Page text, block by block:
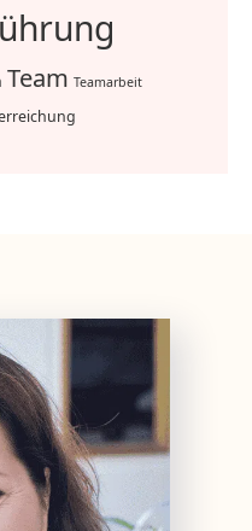
Team Teamarbeit